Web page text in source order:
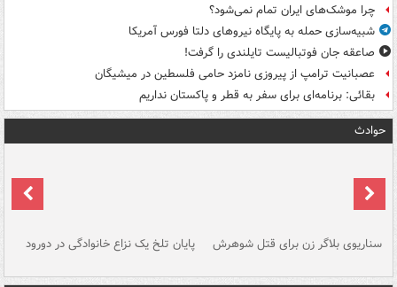
چرا موشک‌های ایران تمام نمی‌شود؟
شبیه‌سازی حمله به پایگاه نیروهای دلتا فورس آمریکا
صاعقه جان فوتبالیست تایلندی را گرفت!
عصبانیت ترامپ از پیروزی نامزد حامی فلسطین در میشیگان
بقائی: برنامه‌ای برای سفر به قطر و پاکستان نداریم
حوادث
سناریوی بلاگر زن برای قتل شوهرش پایان تلخ یک نزاع خانوادگی در دورود